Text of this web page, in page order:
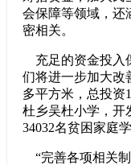
会保障等领域，还
密相关。
充足的资金投入
们将进一步加大改
多平方米，总投资
杜乡吴杜小学，开
34032名贫困家庭
“完善各项相关制